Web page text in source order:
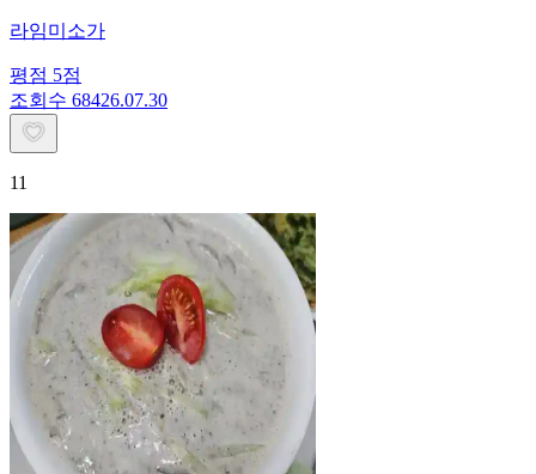
라임미소가
평점 5점
조회수 68426.07.30
11